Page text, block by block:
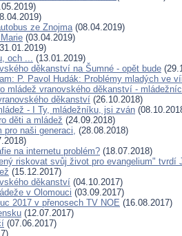
ze Znojma(08.04.2019)
(03.04.2019)
och ... (13.01.2019)
děkanství na Šumné - opět bude
P. Pavol Hudák: Problémy mladých ve
mládež vranovského děkanství -
děkanství (26.10.2018)
- I Ty, mládežníku, jsi zván
děti a mládež (24.09.2018)
pro naši generaci, (28.08.2018)
na internetu problém? (18.07.2018)
riskovat svůj život pro evangelium" tvrdí
(15.12.2017)
děkanství (04.10.2017)
v Olomouci (03.09.2017)
2017 v přenosech TV NOE (16.08.2017)
(12.07.2017)
(07.06.2017)